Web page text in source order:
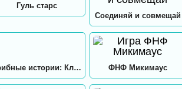
Гуль старс
Соединяй и совмещай
Грибные истории: Кликер
ФНФ Микимаус